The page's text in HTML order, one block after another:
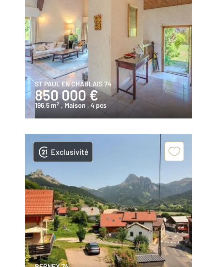
ST PAUL EN CHABLAIS 74
850 000 €
196,5 m2 , Maison , 4 pcs
Exclusivité